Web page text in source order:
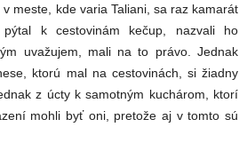
meste, kde varia Taliani, sa raz kamarát
k cestovinám kečup, nazvali ho
uvažujem, mali na to právo. Jednak
ktorú mal na cestovinách, si žiadny
z úcty k samotným kuchárom, ktorí
mohli byť oni, pretože aj v tomto sú